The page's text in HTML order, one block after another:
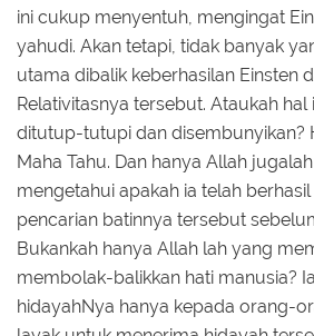
ini cukup menyentuh, mengingat
yahudi. Akan tetapi, tidak banyak
utama dibalik keberhasilan Einsten
Relativitasnya tersebut. Ataukah
ditutup-tutupi dan disembunyikan?
Maha Tahu. Dan hanya Allah
mengetahui apakah ia telah
pencarian batinnya tersebut
Bukankah hanya Allah lah yang
membolak-balikkan hati manusia?
hidayahNya hanya kepada orang-